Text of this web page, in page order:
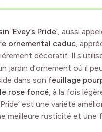
‘Evey’s Pride’, aussi
ornemental caduc,
décoratif. Il
jardin d’ornement où il
dans son feuillage
rose foncé, à la fois
Pride’ est une variété
meilleure rusticité et une